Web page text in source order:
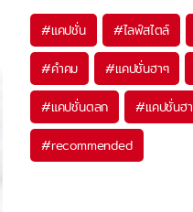
#แคปชั่น #ไลฟ์สไตล์
#คำคม #แคปชั่นฮาๆ
#แคปชั่นตลก #แคปชั่นฮา
#recommended